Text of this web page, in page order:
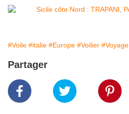
#Voile #italie #Europe #Voilier #Voyage
Partager